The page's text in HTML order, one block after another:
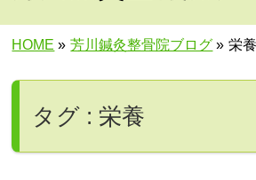
HOME » 芳川鍼灸整骨院ブログ » 栄養
タグ : 栄養